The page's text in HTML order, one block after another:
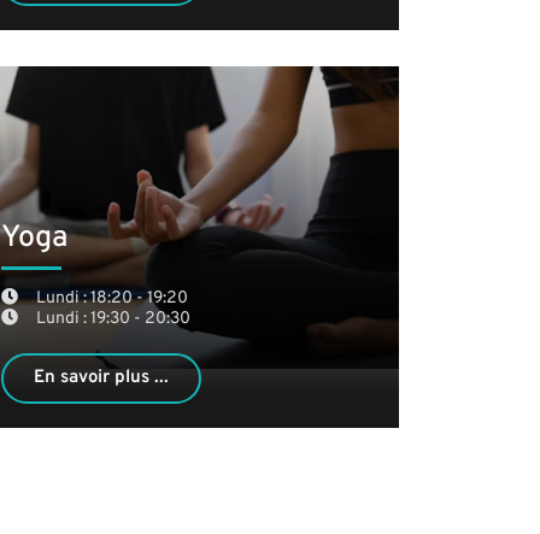
Yoga
Lundi : 18:20 - 19:20
Lundi : 19:30 - 20:30
En savoir plus ...